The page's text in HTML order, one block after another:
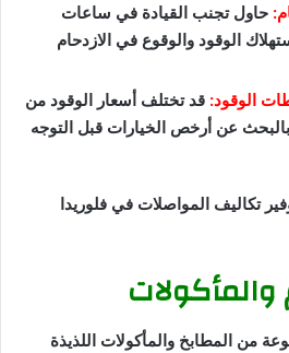
حاول تجنب القيادة في ساعات
الوقود والوقوع في الازدحام
الوقود: قد تختلف أسعار الوقود من
عن أرخص الخيارات قبل التوجه
تكاليف المواصلات في فلوريدا
من المطابخ والمأكولات اللذيذة